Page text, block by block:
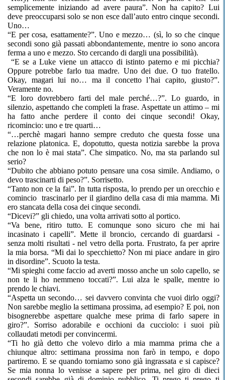
semplicemente iniziando ad avere paura”. Non ha capito? Lui
deve preoccuparsi solo se non esce dall’auto entro cinque secondi.
Uno…
“E per cosa, esattamente?”. Uno e mezzo… (sì, lo so che cinque
secondi sono già passati abbondantemente, mentre io sono ancora
ferma a uno e mezzo. Sto cercando di dargli una possibilità).
“E se a Luke viene un attacco di istinto paterno e mi picchia?
Oppure potrebbe farlo tua madre. Uno dei due. O tuo fratello.
Okay, magari lui no… ma il concetto l’hai capito, giusto?”.
Veramente no.
“E loro dovrebbero farti del male perché…?”. Lo guardo, in
silenzio, aspettando che completi la frase. Aspettate un attimo – mi
ha fatto anche perdere il conto dei cinque secondi! Okay,
ricomincio: uno e tre quarti…
“…perchè magari hanno sempre creduto che questa fosse una
relazione platonica. E, dopotutto, questa notizia sarebbe la prova
che non lo è mai stata”. Che simpatico. No, ma sta parlando sul
serio?
“Dubito che abbiano potuto pensare una cosa simile. Andiamo, o
devo trascinarti di peso?”. Sorrisetto.
“Tanto non ce la fai”. In tutta risposta, lo prendo per un orecchio e
comincio trascinarlo per il giardino della casa di mia mamma. Mi
ero stancata della cosa dei cinque secondi.
“Dicevi?” gli chiedo, una volta arrivati sotto al portico.
“Va bene, ritiro tutto. E comunque sono sicuro che mi hai
incasinato i capelli”. Mette il broncio, cercando di guardarsi -
senza molti risultati - nel vetro della porta. Frustrato, fa per aprire
la mia borsa. “Mi dai lo specchietto? Non mi piace andare in giro
in disordine”. Scuoto la testa.
“Mi spieghi come faccio ad averti mosso anche un solo capello, se
non te li ho nemmeno toccati?”. Lui alza le spalle, mentre io
prendo le chiavi.
“Aspetta un secondo… sei davvero convinta che vuoi dirlo oggi?
Non sarebbe meglio la settimana prossima, ad esempio? E poi, non
bisognerebbe aspettare qualche mese prima di farlo sapere in
giro?”. Sorriso adorabile e occhioni da cucciolo: i suoi più
collaudati metodi per convincermi.
“Ti ho già detto che volevo dirlo a mia mamma prima che a
chiunque altro: settimana prossima non farò in tempo, e dopo
partiremo. E se quando torniamo sono già ingrassata e si capisce?
Se mia nonna lo venisse a sapere per prima, nel giro di dieci